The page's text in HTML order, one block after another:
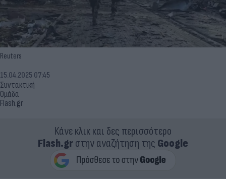
Reuters
Συντακτική
Ομάδα
Flash.gr
15.04.2025 07:45
Κάνε κλικ και δες περισσότερο
Flash.grστην αναζήτηση της Google